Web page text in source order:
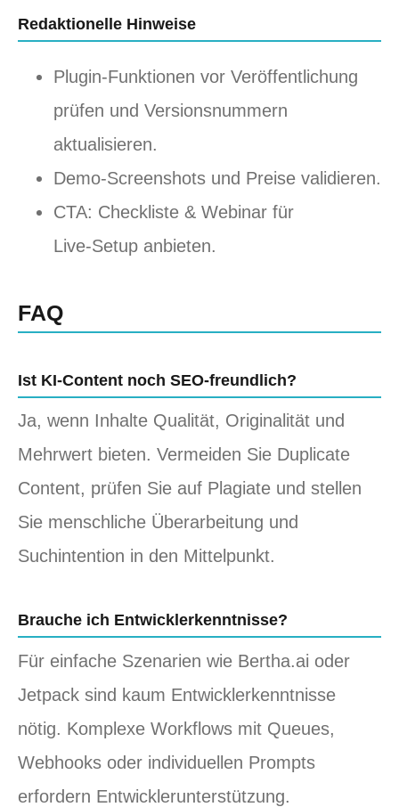
Redaktionelle Hinweise
Plugin‑Funktionen vor Veröffentlichung
prüfen und Versionsnummern
aktualisieren.
Demo‑Screenshots und Preise validieren.
CTA: Checkliste & Webinar für
Live‑Setup anbieten.
FAQ
Ist KI‑Content noch SEO‑freundlich?
Ja, wenn Inhalte Qualität, Originalität und
Mehrwert bieten. Vermeiden Sie Duplicate
Content, prüfen Sie auf Plagiate und stellen
Sie menschliche Überarbeitung und
Suchintention in den Mittelpunkt.
Brauche ich Entwicklerkenntnisse?
Für einfache Szenarien wie Bertha.ai oder
Jetpack sind kaum Entwicklerkenntnisse
nötig. Komplexe Workflows mit Queues,
Webhooks oder individuellen Prompts
erfordern Entwicklerunterstützung.